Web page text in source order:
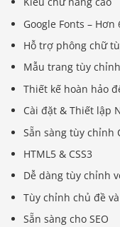
Google Fonts –
Hỗ trợ phông chữ
Mẫu trang tùy chỉnh
Thiết kế hoàn hảo
Cài đặt & Thiết lập
Sẵn sàng tùy chỉnh
HTML5 & CSS3
Dễ dàng tùy chỉnh
Tùy chỉnh chủ đề
Sẵn sàng cho SEO